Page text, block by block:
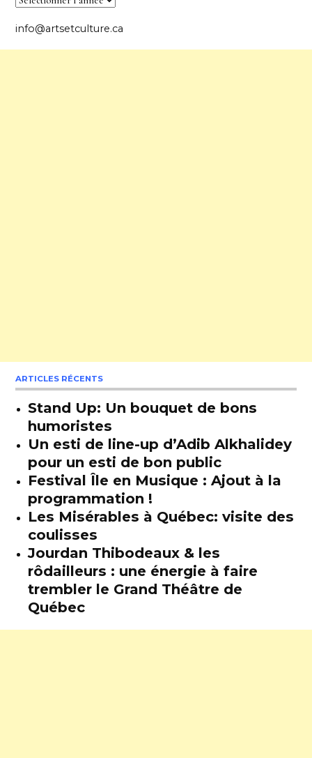
info@artsetculture.ca
ARTICLES RÉCENTS
Stand Up: Un bouquet de bons
humoristes
Un esti de line-up d’Adib Alkhalidey
pour un esti de bon public
Festival Île en Musique : Ajout à la
programmation !
Les Misérables à Québec: visite des
coulisses
Jourdan Thibodeaux & les
rôdailleurs : une énergie à faire
trembler le Grand Théâtre de
Québec